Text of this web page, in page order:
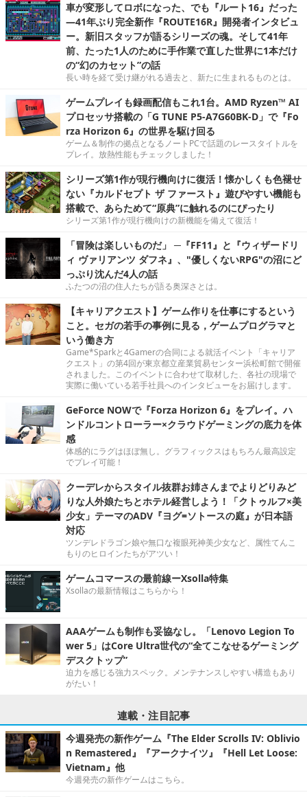
車が変形してロボになった、でも『ルート16』だった
―41年ぶり完全新作『ROUTE16R』開発者インタビュ
ー。新旧スタッフが語るシリーズの魂。そして41年
前、たった1人のために手作業で直した世界に1本だけ
の“幻のカセット”の話
長い時を経て受け継がれる過去と、新たに生まれるものとは。
ゲームプレイも録画配信もこれ1台。AMD Ryzen™ AI
プロセッサ搭載の「G TUNE P5-A7G60BK-D」で『Fo
rza Horizon 6』の世界を駆け回る
ゲーム＆制作の拠点となるノートPCで話題のレースタイトルを
プレイ。放熱性能もチェックしました！
シリーズ第1作が現行機向けに復活！懐かしくも色褪せ
ない『カルドセプト ザ ファースト』遊びやすい機能も
搭載で、あらためて“原典”に触れるのにぴったり
シリーズ第1作が現行機向けの新機能を備えて復活！
「冒険は楽しいものだ」 ─『FF11』と『ウィザードリ
ィ ヴァリアンツ ダフネ』、"優しくないRPG"の沼にど
っぷり沈んだ4人の話
ふたつの沼の住人たちが語る奥深さとは。
【キャリアクエスト】ゲーム作りを仕事にするという
こと。セガの若手の事例に見る，ゲームプログラマと
いう働き方
Game*Sparkと4Gamerの合同による就活イベント「キャリア
クエスト」の第4回が東京都立産業貿易センター浜松町館で開催
されました。このイベントに合わせて取材した、各社の現場で
実際に働いている若手社員へのインタビューをお届けします。
GeForce NOWで『Forza Horizon 6』をプレイ。ハ
ンドルコントローラー×クラウドゲーミングの底力を体
感
体感的にラグはほぼ無し。グラフィックスはもちろん最高設定
でプレイ可能！
クーデレからスタイル抜群お姉さんまでよりどりみど
りな人外娘たちとホテル経営しよう！「クトゥルフ×美
少女」テーマのADV『ヨグ=ソトースの庭』が日本語
対応
ツンデレドラゴン娘や無口な複眼死神美少女など、属性てんこ
もりのヒロインたちがアツい！
ゲームコマースの最前線ーXsolla特集
Xsollaの最新情報はこちらから！
AAAゲームも制作も妥協なし。「Lenovo Legion To
wer 5」はCore Ultra世代の“全てこなせるゲーミング
デスクトップ”
迫力を感じる強力スペック。メンテナンスしやすい構造もあり
がたい！
連載・注目記事
今週発売の新作ゲーム『The Elder Scrolls IV: Oblivio
n Remastered』『アークナイツ』『Hell Let Loose:
Vietnam』他
今週発売の新作ゲームはこちら。